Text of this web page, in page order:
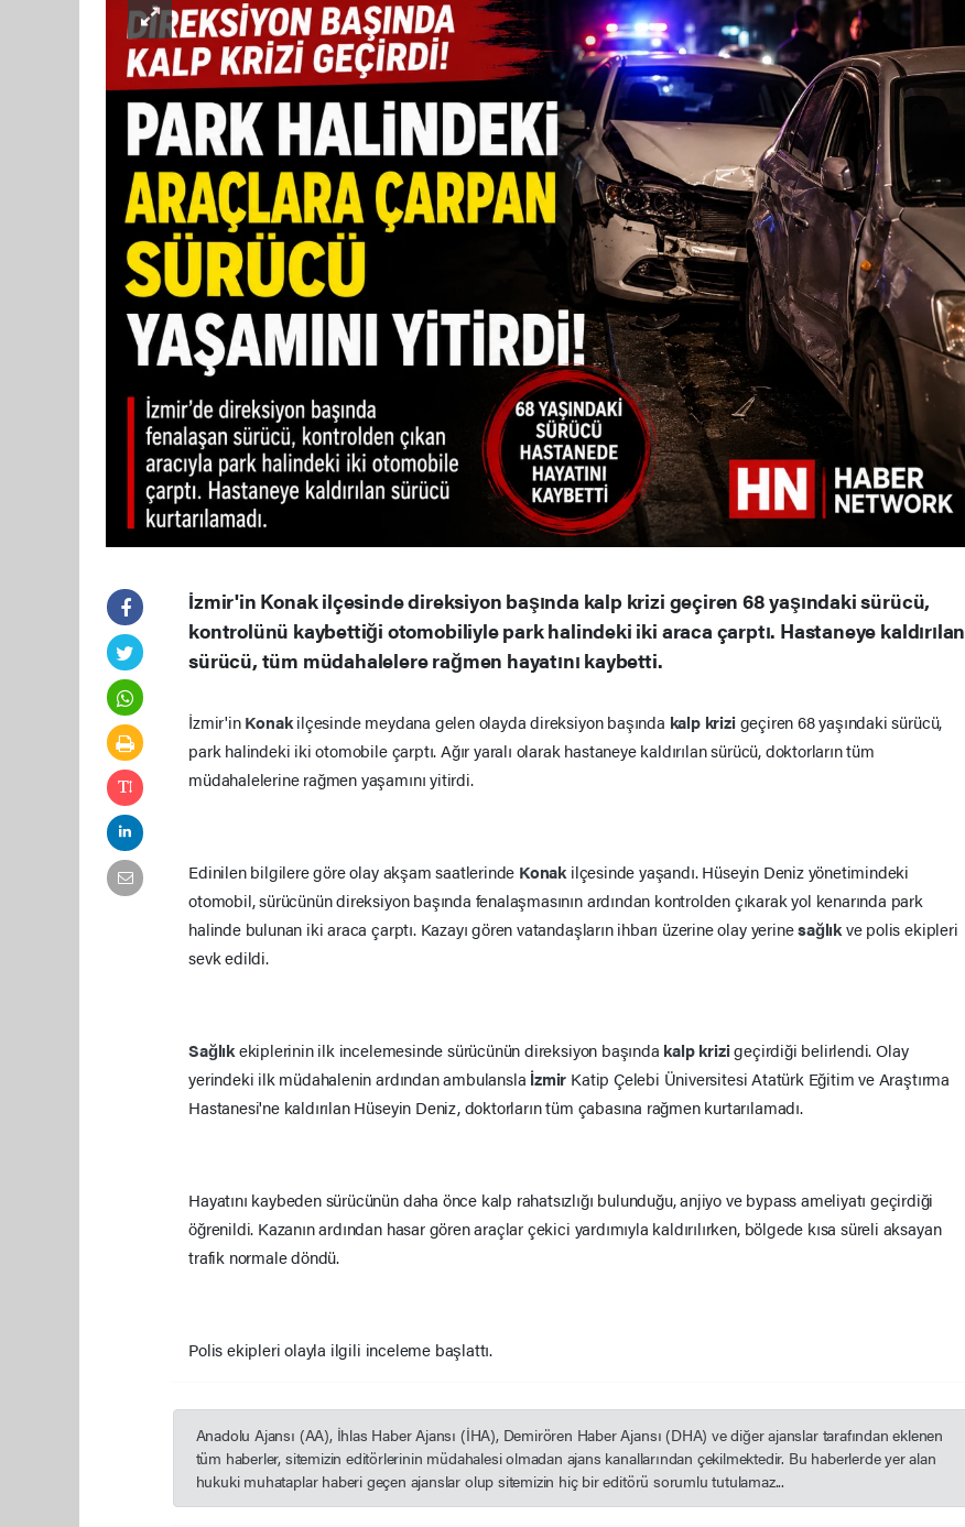
İzmir'in Konak ilçesinde direksiyon başında kalp krizi geçiren 68 yaşındaki sürücü,
kontrolünü kaybettiği otomobiliyle park halindeki iki araca çarptı. Hastaneye kaldırılan
sürücü, tüm müdahalelere rağmen hayatını kaybetti.
İzmir'inKonakilçesinde meydana gelen olayda direksiyon başında kalp krizigeçiren 68 yaşındaki sürücü,
park halindeki iki otomobile çarptı. Ağır yaralı olarak hastaneye kaldırılan sürücü, doktorların tüm
müdahalelerine rağmen yaşamını yitirdi.
Edinilen bilgilere göre olay akşam saatlerinde Konakilçesinde yaşandı. Hüseyin Deniz yönetimindeki
otomobil, sürücünün direksiyon başında fenalaşmasının ardından kontrolden çıkarak yol kenarında park
halinde bulunan iki araca çarptı. Kazayı gören vatandaşların ihbarı üzerine olay yerinesağlıkve polis ekipleri
sevk edildi.
Sağlıkekiplerinin ilk incelemesinde sürücünün direksiyon başında kalp krizigeçirdiği belirlendi. Olay
yerindeki ilk müdahalenin ardından ambulansla İzmir Katip Çelebi Üniversitesi Atatürk Eğitim ve Araştırma
Hastanesi'ne kaldırılan Hüseyin Deniz, doktorların tüm çabasına rağmen kurtarılamadı.
Hayatını kaybeden sürücünün daha önce kalp rahatsızlığı bulunduğu, anjiyo ve bypass ameliyatı geçirdiği
öğrenildi. Kazanın ardından hasar gören araçlar çekici yardımıyla kaldırılırken, bölgede kısa süreli aksayan
trafik normale döndü.
Polis ekipleri olayla ilgili inceleme başlattı.
Anadolu Ajansı (AA), İhlas Haber Ajansı (İHA), Demirören Haber Ajansı (DHA) ve diğer ajanslar tarafından eklenen
tüm haberler, sitemizin editörlerinin müdahalesi olmadan ajans kanallarından çekilmektedir. Bu haberlerde yer alan
hukuki muhataplar haberi geçen ajanslar olup sitemizin hiç bir editörü sorumlu tutulamaz...